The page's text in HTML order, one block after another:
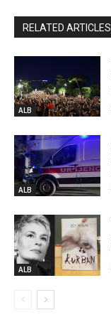
RELATED ARTICLES
ALB
ALB
ALB